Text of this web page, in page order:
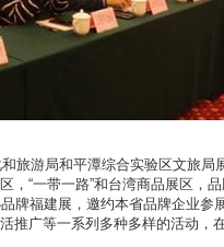
游局和平潭综合实验区文旅局
“一带一路”和台湾商品展区，
牌福建展，邀约本省品牌企业参
推广等一系列多种多样的活动，